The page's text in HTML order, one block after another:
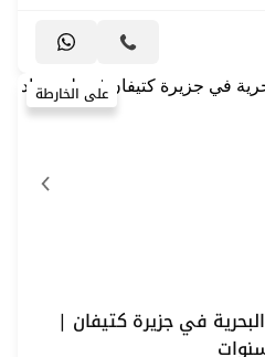
على الخارطة
في جزيرة كتيفان |